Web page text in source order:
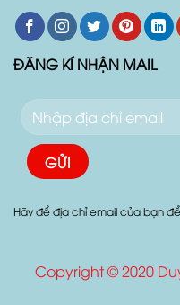
ĐĂNG KÍ NHẬN MAIL
Hãy để địa chỉ email của bạn
Copyright © 2020